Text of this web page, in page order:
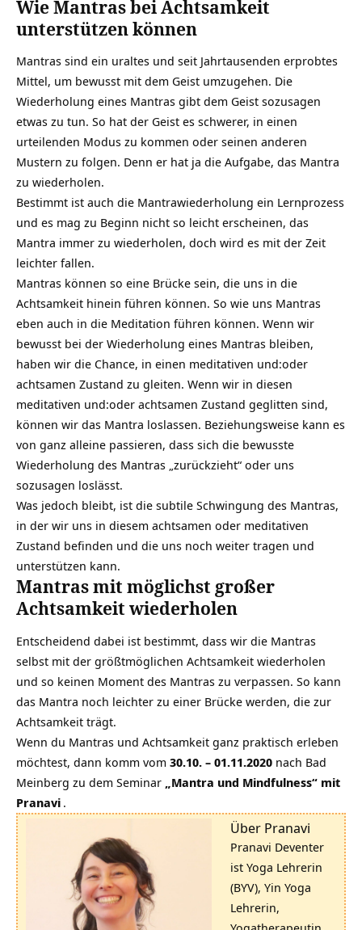
Wie Mantras bei Achtsamkeit
unterstützen können
Mantras sind ein uraltes und seit Jahrtausenden erprobtes
Mittel, um bewusst mit dem Geist umzugehen. Die
Wiederholung eines Mantras gibt dem Geist sozusagen
etwas zu tun. So hat der Geist es schwerer, in einen
urteilenden Modus zu kommen oder seinen anderen
Mustern zu folgen. Denn er hat ja die Aufgabe, das Mantra
zu wiederholen.
Bestimmt ist auch die Mantrawiederholung ein Lernprozess
und es mag zu Beginn nicht so leicht erscheinen, das
Mantra immer zu wiederholen, doch wird es mit der Zeit
leichter fallen.
Mantras können so eine Brücke sein, die uns in die
Achtsamkeit hinein führen können. So wie uns Mantras
eben auch in die Meditation führen können. Wenn wir
bewusst bei der Wiederholung eines Mantras bleiben,
haben wir die Chance, in einen meditativen und:oder
achtsamen Zustand zu gleiten. Wenn wir in diesen
meditativen und:oder achtsamen Zustand geglitten sind,
können wir das Mantra loslassen. Beziehungsweise kann es
von ganz alleine passieren, dass sich die bewusste
Wiederholung des Mantras „zurückzieht“ oder uns
sozusagen loslässt.
Was jedoch bleibt, ist die subtile Schwingung des Mantras,
in der wir uns in diesem achtsamen oder meditativen
Zustand befinden und die uns noch weiter tragen und
unterstützen kann.
Mantras mit möglichst großer
Achtsamkeit wiederholen
Entscheidend dabei ist bestimmt, dass wir die Mantras
selbst mit der größtmöglichen Achtsamkeit wiederholen
und so keinen Moment des Mantras zu verpassen. So kann
das Mantra noch leichter zu einer Brücke werden, die zur
Achtsamkeit trägt.
Wenn du Mantras und Achtsamkeit ganz praktisch erleben
möchtest, dann komm vom 30.10. – 01.11.2020 nach Bad
Meinberg zu dem Seminar
„Mantra und Mindfulness“ mit
Pranavi .
Über Pranavi
Pranavi Deventer
ist Yoga Lehrerin
(BYV), Yin Yoga
Lehrerin,